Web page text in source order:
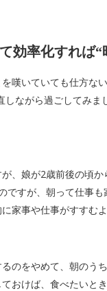
効率化すれば“
嘆いていても仕方な
ながら過ごしてみ
、娘が2歳前後の頃
すが、朝って仕事
家事や仕事がすすむよ
のをやめて、朝のう
おけば、食べたいと